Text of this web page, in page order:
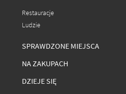
Restauracje
Ludzie
SPRAWDZONE MIEJSCA
NA ZAKUPACH
DZIEJE SIĘ